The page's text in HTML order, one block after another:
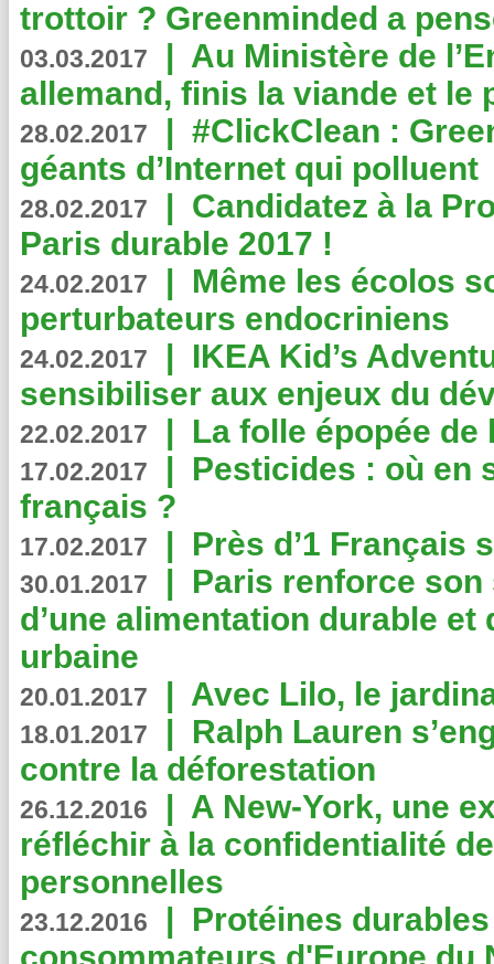
trottoir ? Greenminded a
03.03.2017 | Au Ministère de
allemand, finis la viande et le
28.02.2017 | #ClickClean :
géants d’Internet qui polluent
28.02.2017 | Candidatez à la
Paris durable 2017 !
24.02.2017 | Même les écolos
perturbateurs endocriniens
24.02.2017 | IKEA Kid’s
sensibiliser aux enjeux du
22.02.2017 | La folle épopée de
17.02.2017 | Pesticides : où en
français ?
17.02.2017 | Près d’1 Français
30.01.2017 | Paris renforce
d’une alimentation durable et
urbaine
20.01.2017 | Avec Lilo, le
18.01.2017 | Ralph Lauren
contre la déforestation
26.12.2016 | A New-York, une
réfléchir à la confidentialité
personnelles
23.12.2016 | Protéines